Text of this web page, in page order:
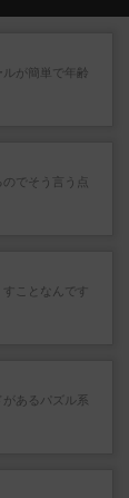
ルが簡単で年齢
でそう言う点
ことなんです
があるパズル系